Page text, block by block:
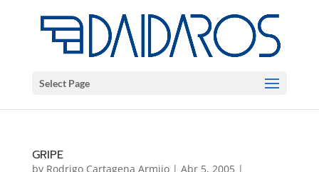
Select Page
GRIPE
by Rodrigo Cartagena Armijo| Abr 5, 2005|